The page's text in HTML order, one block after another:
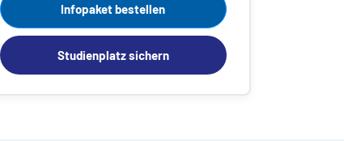
Infopaket bestellen
Studienplatz sichern